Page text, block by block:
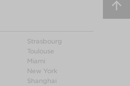
Strasbourg
Toulouse
Miami
New York
Shanghai